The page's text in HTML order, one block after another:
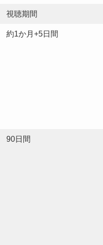
視聴期間
約1か月+5日間
90日間